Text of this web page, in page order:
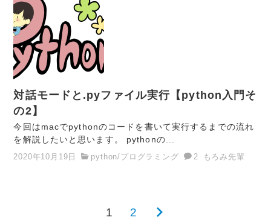
対話モードと.pyファイル実行【python入門そ
の2】
今回はmacでpythonのコードを書いて実行するまでの流れ
を解説したいと思います。 pythonの...
2020年10月19日
python/プログラミング 2 もろみ先輩
1 2 次